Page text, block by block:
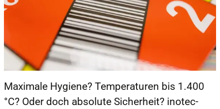
Maximale Hygiene? Temperaturen bis 1.400
°C? Oder doch absolute Sicherheit? inotec-